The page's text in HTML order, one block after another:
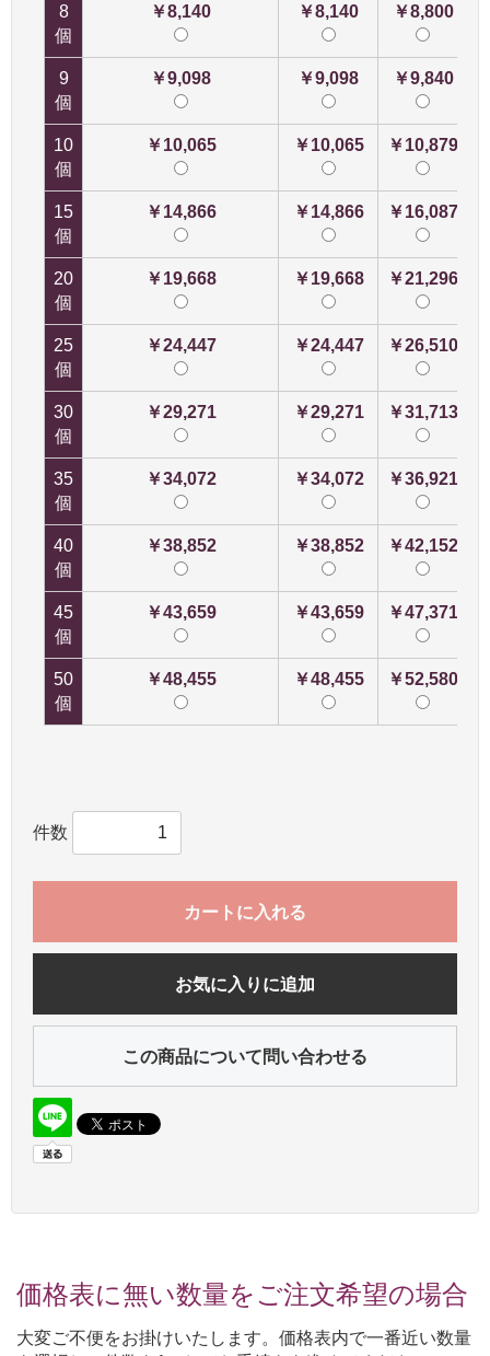
8
個
￥8,140 ￥8,140 ￥8,800
9
個
￥9,098 ￥9,098 ￥9,840
10
個
￥10,065 ￥10,065 ￥10,879
15
個
￥14,866 ￥14,866 ￥16,087
20
個
￥19,668 ￥19,668 ￥21,296
25
個
￥24,447 ￥24,447 ￥26,510
30
個
￥29,271 ￥29,271 ￥31,713
35
個
￥34,072 ￥34,072 ￥36,921
40
個
￥38,852 ￥38,852 ￥42,152
45
個
￥43,659 ￥43,659 ￥47,371
50
個
￥48,455 ￥48,455 ￥52,580
件数
カートに入れる
お気に入りに追加
この商品について問い合わせる
価格表に無い数量をご注文希望の場合
大変ご不便をお掛けいたします。価格表内で一番近い数量